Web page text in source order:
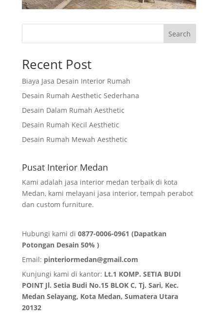
Search
Recent Post
Biaya Jasa Desain Interior Rumah
Desain Rumah Aesthetic Sederhana
Desain Dalam Rumah Aesthetic
Desain Rumah Kecil Aesthetic
Desain Rumah Mewah Aesthetic
Pusat Interior Medan
Kami adalah jasa interior medan terbaik di kota
Medan, kami melayani jasa interior, tempah perabot
dan custom furniture.
Hubungi kami di 0877-0006-0961 (Dapatkan
Potongan Desain 50% )
Email: pinteriormedan@gmail.com
Kunjungi kami di kantor: Lt.1 KOMP. SETIA BUDI
POINT Jl. Setia Budi No.15 BLOK C, Tj. Sari, Kec.
Medan Selayang, Kota Medan, Sumatera Utara
20132